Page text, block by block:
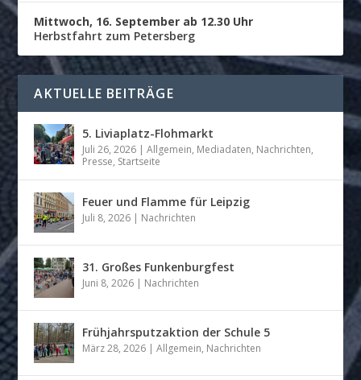
Mittwoch, 16. September ab 12.30 Uhr
Herbstfahrt zum Petersberg
AKTUELLE BEITRÄGE
5. Liviaplatz-Flohmarkt
Juli 26, 2026 |Allgemein, Mediadaten, Nachrichten,
Presse, Startseite
Feuer und Flamme für Leipzig
Juli 8, 2026 | Nachrichten
31. Großes Funkenburgfest
Juni 8, 2026 | Nachrichten
Frühjahrsputzaktion der Schule 5
März 28, 2026 |Allgemein, Nachrichten